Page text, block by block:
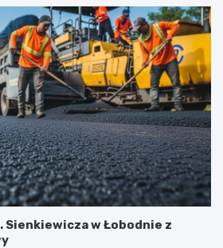
Sienkiewicza w Łobodnie z